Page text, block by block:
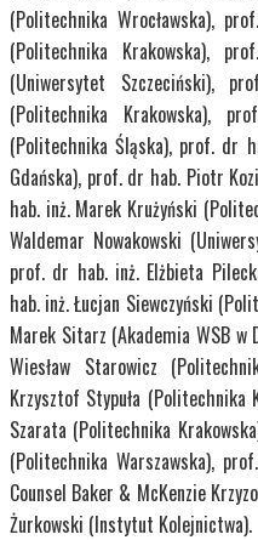
(Politechnika Wrocławska),
(Politechnika Krakowska),
(Uniwersytet Szczeciński),
(Politechnika Krakowska),
(Politechnika Śląska), prof. dr
Gdańska), prof. dr hab. Piotr
hab. inż. Marek Krużyński
Waldemar Nowakowski
prof. dr hab. inż. Elżbieta
hab. inż. Łucjan Siewczyński
Marek Sitarz (Akademia WSB
Wiesław Starowicz
Krzysztof Stypuła (Politechnika
Szarata (Politechnika
(Politechnika Warszawska),
Counsel Baker & McKenzie
Żurkowski (Instytut Kolejnictwa).